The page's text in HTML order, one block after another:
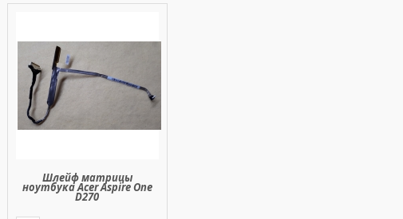
Шлейф матрицы
ноутбука Acer Aspire One
D270